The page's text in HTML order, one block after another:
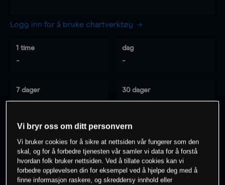
Logg inn for å bruke chartverktøy
1 time
-
dag
-
7 dager
-
30 dager
-
0% av kunder er på dette instrumentet
Søk om konto
Vi bryr oss om ditt personvern
Vi bruker cookies for å sikre at nettsiden vår fungerer som den
skal, og for å forbedre tjenesten vår samler vi data for å forstå
hvordan folk bruker nettsiden. Ved å tillate cookies kan vi
forbedre opplevelsen din for eksempel ved å hjelpe deg med å
finne informasjon raskere, og skreddersy innhold eller